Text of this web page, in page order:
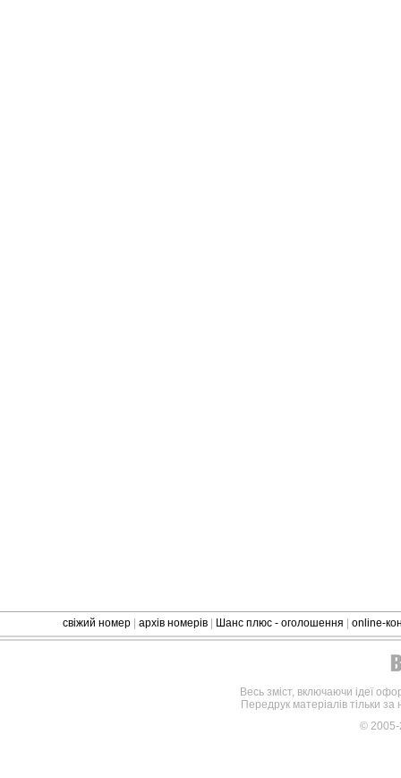
свіжий номер архів номерів Шанс плюс - оголошення online-
Весь зміст, включаючи ідеї
Передрук матеріалів тільки
©